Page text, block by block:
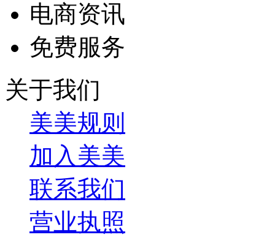
电商资讯
免费服务
关于我们
美美规则
加入美美
联系我们
营业执照